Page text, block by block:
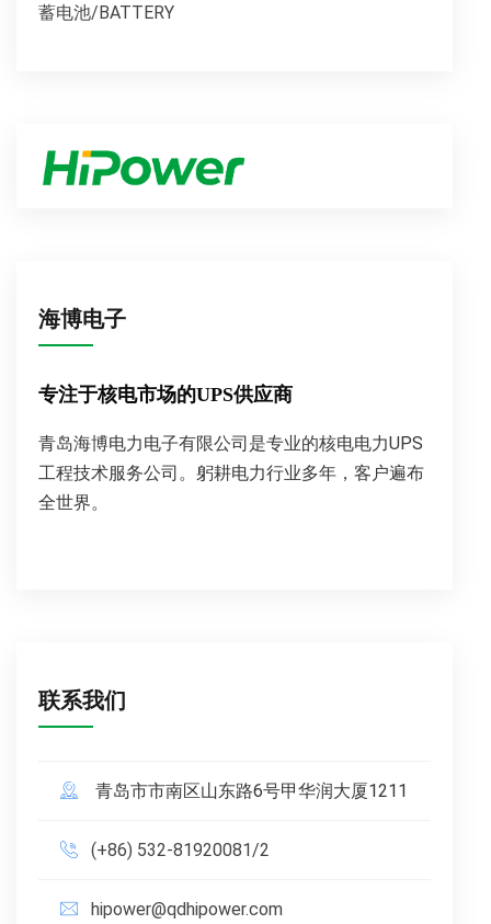
蓄电池/BATTERY
海博电子
专注于核电市场的UPS供应商
青岛海博电力电子有限公司是专业的核电电力UPS
工程技术服务公司。躬耕电力行业多年，客户遍布
全世界。
联系我们
青岛市市南区山东路6号甲华润大厦1211
(+86) 532-81920081/2
hipower@qdhipower.com